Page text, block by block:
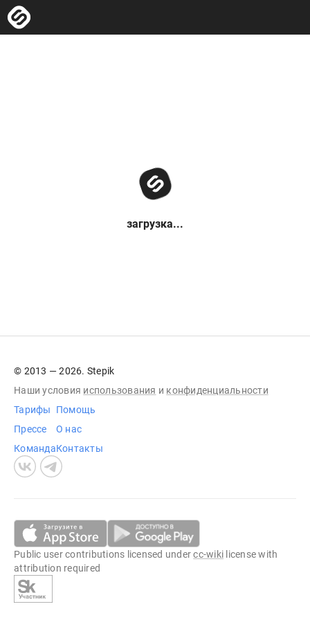
загрузка...
© 2013 — 2026. Stepik
Наши условия использования и конфиденциальности
Тарифы
Прессе
Команда
Помощь
О нас
Контакты
Public user contributions licensed undercc-wiki license with
attribution required